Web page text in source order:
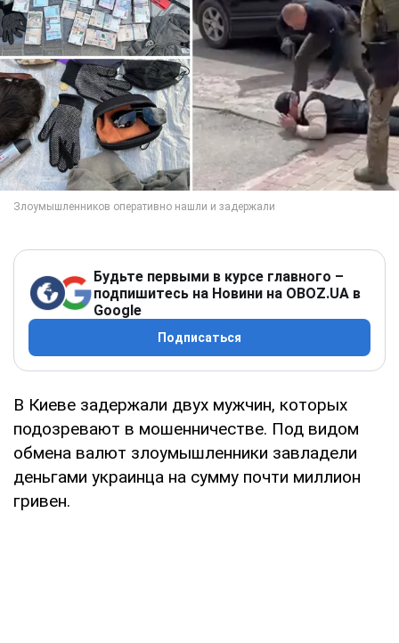
Будьте первыми в курсе главного –
подпишитесь на Новини на OBOZ.UA в
Google
Подписаться
В Киеве задержали двух мужчин, которых
подозревают в мошенничестве. Под видом
обмена валют злоумышленники завладели
деньгами украинца на сумму почти миллион
гривен.